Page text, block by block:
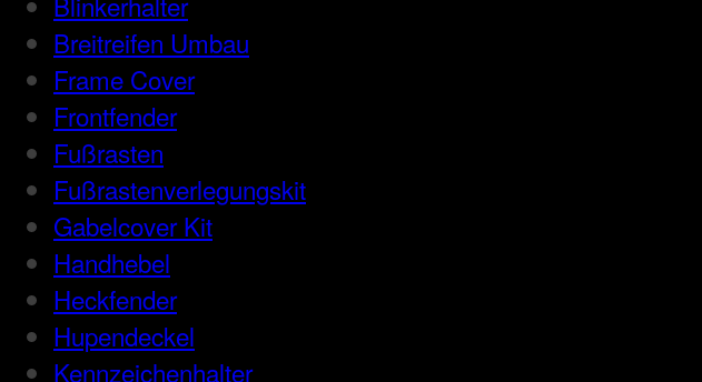
Breitreifen Umbau
Frame Cover
Frontfender
Fußrasten
Fußrastenverlegungskit
Gabelcover Kit
Handhebel
Heckfender
Hupendeckel
Kennzeichenhalter